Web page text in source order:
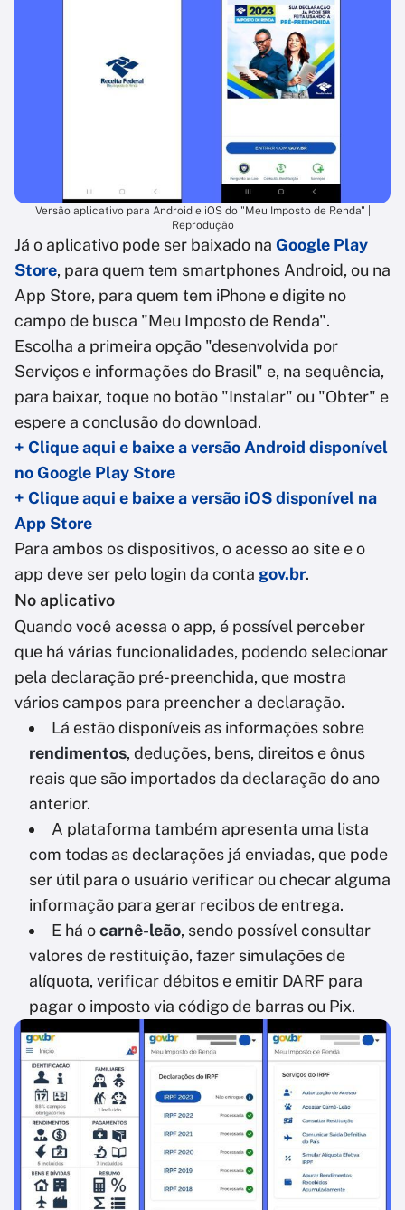
Versão aplicativo para Android e iOS do "Meu Imposto de Renda" |
Reprodução
Já o aplicativo pode ser baixado na Google Play
Store, para quem tem smartphones Android, ou na
App Store, para quem tem iPhone e digite no
campo de busca "Meu Imposto de Renda".
Escolha a primeira opção "desenvolvida por
Serviços e informações do Brasil" e, na sequência,
para baixar, toque no botão "Instalar" ou "Obter" e
espere a conclusão do download.
+ Clique aqui e baixe a versão Android disponível
no Google Play Store
+ Clique aqui e baixe a versão iOS disponível na
App Store
Para ambos os dispositivos, o acesso ao site e o
app deve ser pelo login da conta gov.br.
No aplicativo
Quando você acessa o app, é possível perceber
que há várias funcionalidades, podendo selecionar
pela declaração pré-preenchida, que mostra
vários campos para preencher a declaração.
Lá estão disponíveis as informações sobre
rendimentos, deduções, bens, direitos e ônus
reais que são importados da declaração do ano
anterior.
A plataforma também apresenta uma lista
com todas as declarações já enviadas, que pode
ser útil para o usuário verificar ou checar alguma
informação para gerar recibos de entrega.
E há ocarnê-leão, sendo possível consultar
valores de restituição, fazer simulações de
alíquota, verificar débitos e emitir DARF para
pagar o imposto via código de barras ou Pix.